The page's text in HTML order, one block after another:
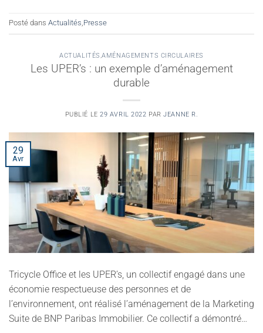
Posté dans Actualités,Presse
ACTUALITÉS,AMÉNAGEMENTS CIRCULAIRES
Les UPER’s : un exemple d’aménagement
durable
PUBLIÉ LE29 AVRIL 2022 PARJEANNE R.
29
Avr
Tricycle Office et les UPER’s, un collectif engagé dans une
économie respectueuse des personnes et de
l’environnement, ont réalisé l’aménagement de la Marketing
Suite de BNP Paribas Immobilier. Ce collectif a démontré…